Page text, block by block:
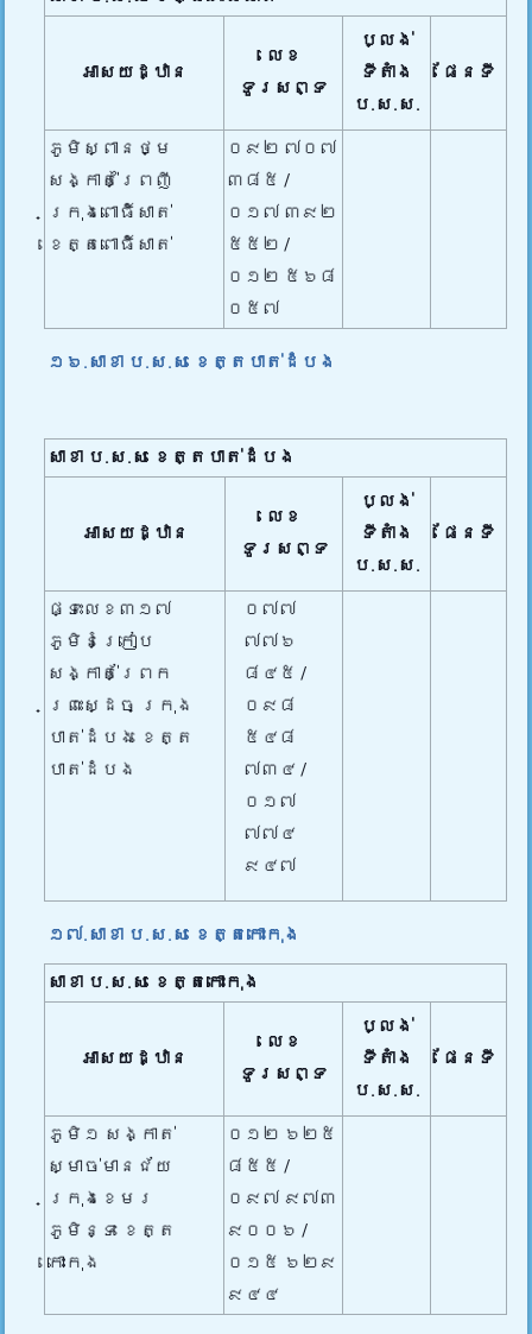
អាសយដ្ឋាន
លេខ
ទូរសព្ទ
ប្លង់
ទីតាំង
ប.ស.ស.
ផែនទី
ភូមិស្ពានថ្ម
សង្កាត់ព្រៃញី
ក្រុងពោធិ៍សាត់
ខេត្តពោធិ៍សាត់
០៩២ ៧០៧
៣៨៥ /
០១៧ ៣៩២
៥៥២ /
០១២ ៥៦៨
០៥៧
១៦.សាខា ប.ស.ស ខេត្តបាត់ដំបង
សាខា ប.ស.ស ខេត្តបាត់ដំបង
អាសយដ្ឋាន
លេខ
ទូរសព្ទ
ប្លង់
ទីតាំង
ប.ស.ស.
ផែនទី
ផ្ទះលេខ៣១៧
ភូមិនំក្រៀប
សង្កាត់ព្រែក
ព្រះស្ដេច ក្រុង
បាត់ដំបង ខេត្ត
បាត់ដំបង
០៧៧
៧៧៦
៨៤៥ /
០៩៨
៥៤៨
៧៣៤ /
០១៧
៧៧៤
៩៤៧
១៧.សាខា ប.ស.ស ខេត្តកោះកុង
សាខា ប.ស.ស ខេត្តកោះកុង​
អាសយដ្ឋាន
លេខ
ទូរសព្ទ
ប្លង់
ទីតាំង
ប.ស.ស.
ផែនទី
ភូមិ១ សង្កាត់
ស្មាច់មានជ័យ
ក្រុងខេមរ
ភូមិន្ទ ខេត្ត
កោះកុង
០១២ ៦២៥
៨៥៥ /
០៩៧ ៩៧៣
៩០០៦ /
០១៥ ៦២៩
៩៤៤